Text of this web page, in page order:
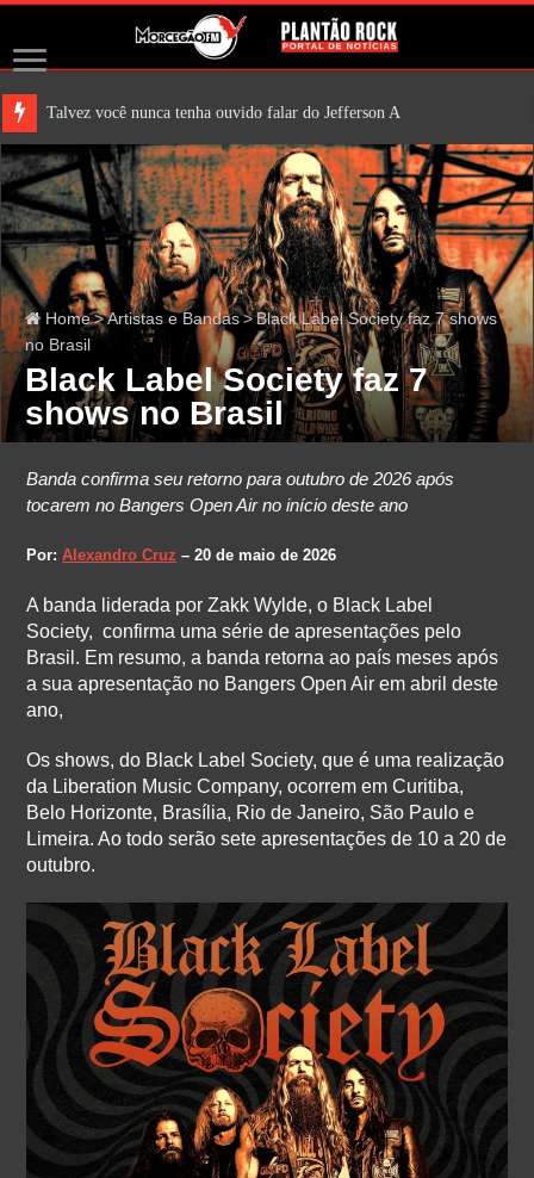
Talvez você nunca tenha ouvido falar do Jefferson Airplane. Mas é
Home>Artistas e Bandas>Black Label Society faz 7 shows
no Brasil
Black Label Society faz 7
shows no Brasil
Banda confirma seu retorno para outubro de 2026 após
tocarem no Bangers Open Air no início deste ano
Por:Alexandro Cruz – 20 de maio de 2026
A banda liderada por Zakk Wylde, o Black Label
Society, confirma uma série de apresentações pelo
Brasil. Em resumo, a banda retorna ao país meses após
a sua apresentação no Bangers Open Air em abril deste
ano,
Os shows, do Black Label Society, que é uma realização
da Liberation Music Company, ocorrem em Curitiba,
Belo Horizonte, Brasília, Rio de Janeiro, São Paulo e
Limeira. Ao todo serão sete apresentações de 10 a 20 de
outubro.